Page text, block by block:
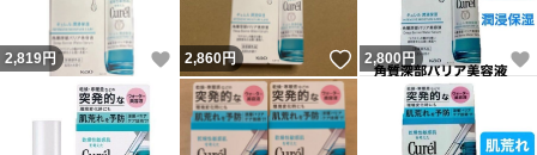
2,819円 いいね！
2,860円 いいね！
2,800円